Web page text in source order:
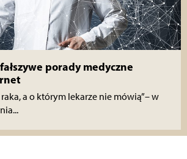
porady medyczne
a o którym lekarze nie mówią”– w